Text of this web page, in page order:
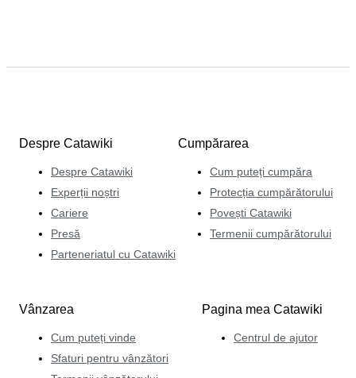
Despre Catawiki
Despre Catawiki
Experții noștri
Cariere
Presă
Parteneriatul cu Catawiki
Cumpărarea
Cum puteți cumpăra
Protecția cumpărătorului
Povești Catawiki
Termenii cumpărătorului
Vânzarea
Cum puteți vinde
Sfaturi pentru vânzători
Pagina mea Catawiki
Centrul de ajutor